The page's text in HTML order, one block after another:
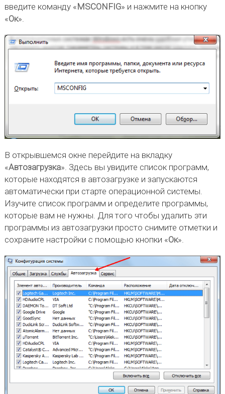
введите команду «MSCONFIG» и нажмите на кнопку
«Ок».
В открывшемся окне перейдите на вкладку
«Автозагрузка». Здесь вы увидите список программ,
которые находятся в автозагрузке и запускаются
автоматически при старте операционной системы.
Изучите список программ и определите программы,
которые вам не нужны. Для того чтобы удалить эти
программы из автозагрузки просто снимите отметки и
сохраните настройки с помощью кнопки «Ок».